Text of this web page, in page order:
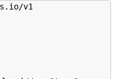
v1